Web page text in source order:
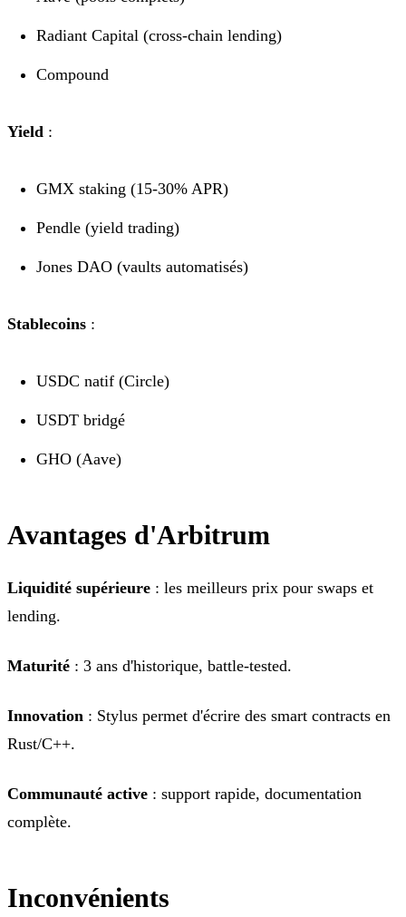
Radiant Capital (cross-chain lending)
Compound
Yield :
GMX staking (15-30% APR)
Pendle (yield trading)
Jones DAO (vaults automatisés)
Stablecoins :
USDC natif (Circle)
USDT bridgé
GHO (Aave)
Avantages d'Arbitrum
Liquidité supérieure : les meilleurs prix pour swaps et
lending.
Maturité : 3 ans d'historique, battle-tested.
Innovation : Stylus permet d'écrire des smart contracts en
Rust/C++.
Communauté active : support rapide, documentation
complète.
Inconvénients